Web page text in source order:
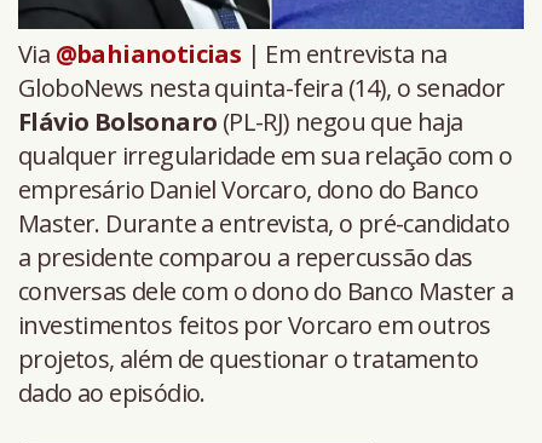
Via @bahianoticias | Em entrevista na
GloboNews nesta quinta-feira (14), o senador
Flávio Bolsonaro (PL-RJ) negou que haja
qualquer irregularidade em sua relação com o
empresário Daniel Vorcaro, dono do Banco
Master. Durante a entrevista, o pré-candidato
a presidente comparou a repercussão das
conversas dele com o dono do Banco Master a
investimentos feitos por Vorcaro em outros
projetos, além de questionar o tratamento
dado ao episódio.